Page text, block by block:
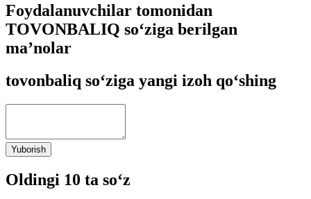
Foydalanuvchilar tomonidan
TOVONBALIQ so‘ziga berilgan
ma’nolar
tovonbaliq so‘ziga yangi izoh qo‘shing
Yuborish
Oldingi 10 ta so‘z